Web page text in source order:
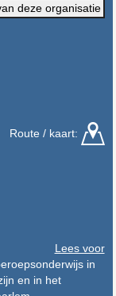
deze organisatie
Route / kaart:
Lees voor
in
en in het